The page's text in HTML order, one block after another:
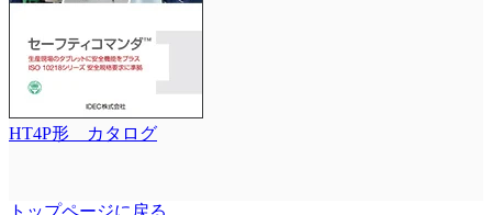
HT4P形 カタログ
トップページに戻る